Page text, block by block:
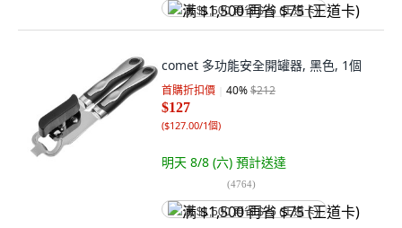
满 $1,500 再省 $75 (王道卡)
comet 多功能安全開罐器, 黑色, 1個
首購折扣價 40%$212
$127
($127.00/1個)
明天 8/8 (六) 預計送達
(4764)
满 $1,500 再省 $75 (王道卡)